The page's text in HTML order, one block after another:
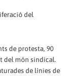
del
de protesta, 90
del món sindical.
de línies de